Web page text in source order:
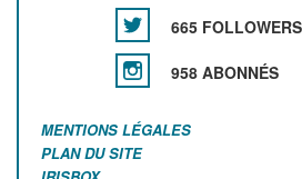
665 FOLLOWERS
958 ABONNÉS
MENTIONS LÉGALES
PLAN DU SITE